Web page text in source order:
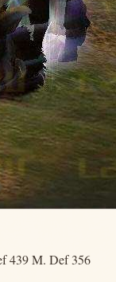
439 M. Def 356